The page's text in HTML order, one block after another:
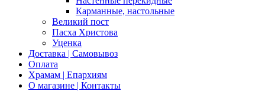
Карманные, настольные
Великий пост
Пасха Христова
Уценка
Доставка | Самовывоз
Оплата
Храмам | Епархиям
О магазине | Контакты